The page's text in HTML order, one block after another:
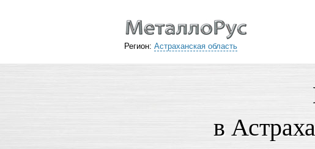
Регион: Астраханская область
в